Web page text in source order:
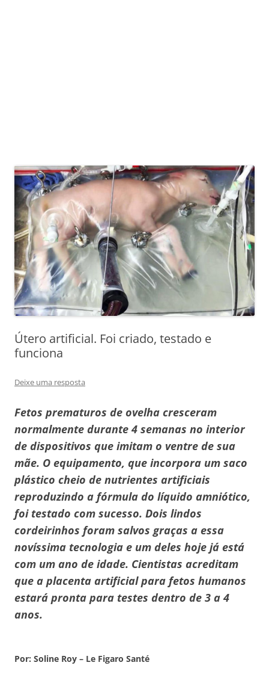
Útero artificial. Foi criado, testado e
funciona
Deixe uma resposta
Fetos prematuros de ovelha cresceram
normalmente durante 4 semanas no interior
de dispositivos que imitam o ventre de sua
mãe. O equipamento, que incorpora um saco
plástico cheio de nutrientes artificiais
reproduzindo a fórmula do líquido amniótico,
foi testado com sucesso. Dois lindos
cordeirinhos foram salvos graças a essa
novíssima tecnologia e um deles hoje já está
com um ano de idade. Cientistas acreditam
que a placenta artificial para fetos humanos
estará pronta para testes dentro de 3 a 4
anos.
Por: Soline Roy – Le Figaro Santé